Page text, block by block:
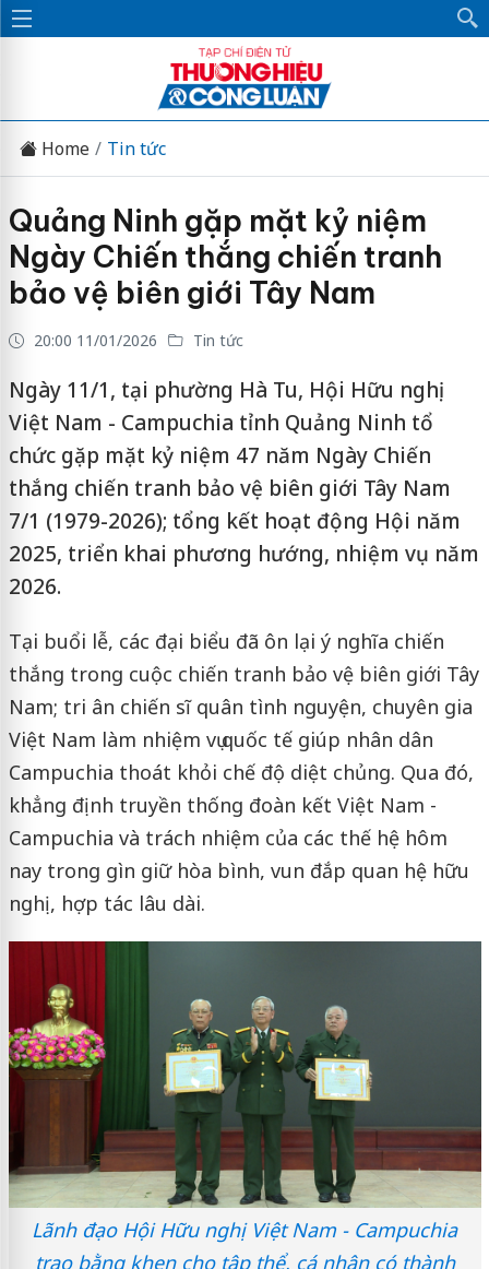
Home Tin tức
Quảng Ninh gặp mặt kỷ niệm
Ngày Chiến thắng chiến tranh
bảo vệ biên giới Tây Nam
20:00 11/01/2026 Tin tức
Ngày 11/1, tại phường Hà Tu, Hội Hữu nghị
Việt Nam - Campuchia tỉnh Quảng Ninh tổ
chức gặp mặt kỷ niệm 47 năm Ngày Chiến
thắng chiến tranh bảo vệ biên giới Tây Nam
7/1 (1979-2026); tổng kết hoạt động Hội năm
2025, triển khai phương hướng, nhiệm vụ năm
2026.
Tại buổi lễ, các đại biểu đã ôn lại ý nghĩa chiến
thắng trong cuộc chiến tranh bảo vệ biên giới Tây
Nam; tri ân chiến sĩ quân tình nguyện, chuyên gia
Việt Nam làm nhiệm vụ quốc tế giúp nhân dân
Campuchia thoát khỏi chế độ diệt chủng. Qua đó,
khẳng định truyền thống đoàn kết Việt Nam -
Campuchia và trách nhiệm của các thế hệ hôm
nay trong gìn giữ hòa bình, vun đắp quan hệ hữu
nghị, hợp tác lâu dài.
Lãnh đạo Hội Hữu nghị Việt Nam - Campuchia
trao bằng khen cho tập thể, cá nhân có thành